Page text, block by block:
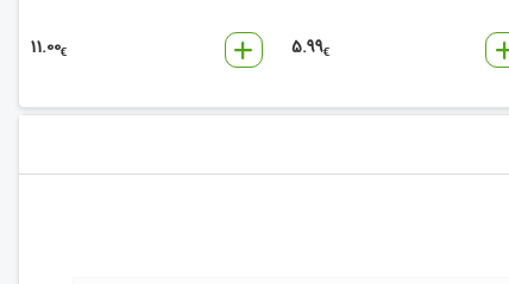
5.99€
11.00€